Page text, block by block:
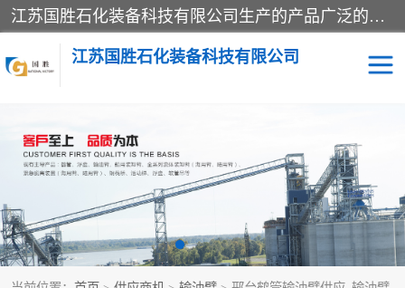
江苏国胜石化装备科技有限公司生产的产品广泛的应用于石油、石化等行业中，产品种类齐全，其中包括装卸鹤管、汽车鹤管、火车鹤管、装车鹤管、卸车鹤管、上装鹤管、下装鹤管、lng鹤管、发油鹤管、液氨鹤管、液化气鹤管等，我们生产的产品质量上乘，价格实惠，服务好，买鹤管就到国胜石化装备！
江苏国胜石化装备科技有限公司
输油臂 鹤管活动梯